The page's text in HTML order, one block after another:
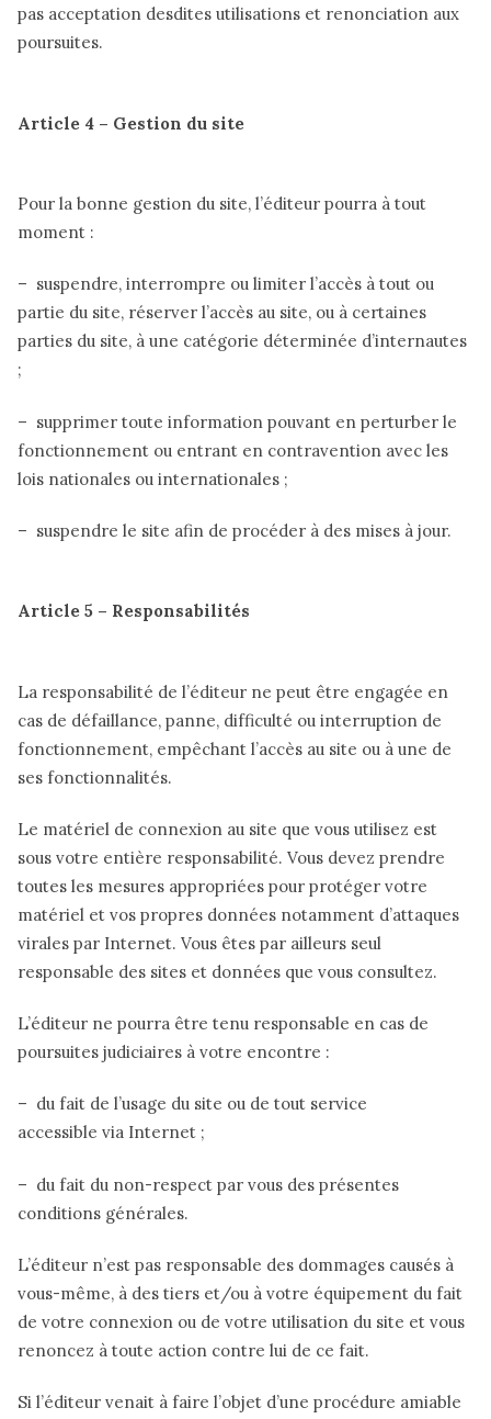
pas acceptation desdites utilisations et renonciation aux
poursuites.
Article 4 – Gestion du site
Pour la bonne gestion du site, l’éditeur pourra à tout
moment :
– suspendre, interrompre ou limiter l’accès à tout ou
partie du site, réserver l’accès au site, ou à certaines
parties du site, à une catégorie déterminée d’internautes
;
– supprimer toute information pouvant en perturber le
fonctionnement ou entrant en contravention avec les
lois nationales ou internationales ;
– suspendre le site afin de procéder à des mises à jour.
Article 5 – Responsabilités
La responsabilité de l’éditeur ne peut être engagée en
cas de défaillance, panne, difficulté ou interruption de
fonctionnement, empêchant l’accès au site ou à une de
ses fonctionnalités.
Le matériel de connexion au site que vous utilisez est
sous votre entière responsabilité. Vous devez prendre
toutes les mesures appropriées pour protéger votre
matériel et vos propres données notamment d’attaques
virales par Internet. Vous êtes par ailleurs seul
responsable des sites et données que vous consultez.
L’éditeur ne pourra être tenu responsable en cas de
poursuites judiciaires à votre encontre :
– du fait de l’usage du site ou de tout service
accessible via Internet ;
– du fait du non-respect par vous des présentes
conditions générales.
L’éditeur n’est pas responsable des dommages causés à
vous-même, à des tiers et/ou à votre équipement du fait
de votre connexion ou de votre utilisation du site et vous
renoncez à toute action contre lui de ce fait.
Si l’éditeur venait à faire l’objet d’une procédure amiable